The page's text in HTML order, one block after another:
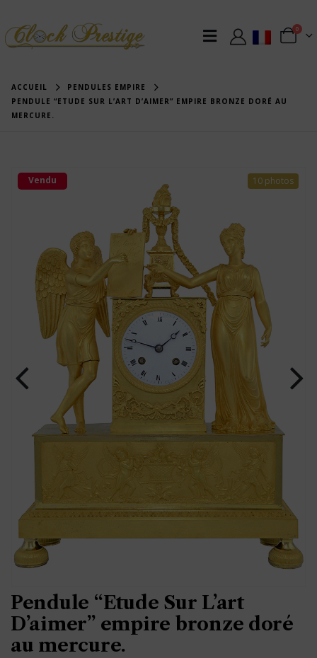
0
ACCUEIL
PENDULES EMPIRE
PENDULE “ETUDE SUR L’ART D’AIMER” EMPIRE BRONZE DORÉ AU
MERCURE.
10 photos
Vendu
Pendule “Etude Sur L’art
D’aimer” empire bronze doré
au mercure.